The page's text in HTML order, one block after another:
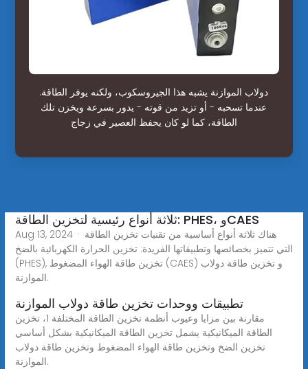
دولاب الموازنة يشبه هذا الجيروسكوب، ولكنه يوفر الطاقة.
عندما تسحبه - أو تزيد من قوته - يدور بسرعة ويخزن تلك
الطاقة، كما لو كان يحفظ العصير في زجاج
ثلاثة أنواع رئيسية لتخزين الطاقة: PHES، وCAES
Aug 13, 2024 · هناك ثلاثة أنواع أساسية من تقنيات تخزين الطاقة
التي تتميز بخصائصها وتطبيقاتها الفريدة: تخزين الحرارة الكهربائية بالضخ
(PHES), تخزين طاقة الهواء المضغوط (CAES) و تخزين طاقة دولاب
الموازنة.
تطبيقات ووحدات تخزين طاقة دولاب الموازنة
مقارنة بين مزايا وعيوب أنظمة تخزين الطاقة المختلفة 1، تخزين
الطاقة الميكانيكية يشمل تخزين الطاقة الميكانيكية بشكل أساسي
تخزين الضخ وتخزين طاقة الهواء المضغوط وتخزين طاقة دولاب
الموازنة.